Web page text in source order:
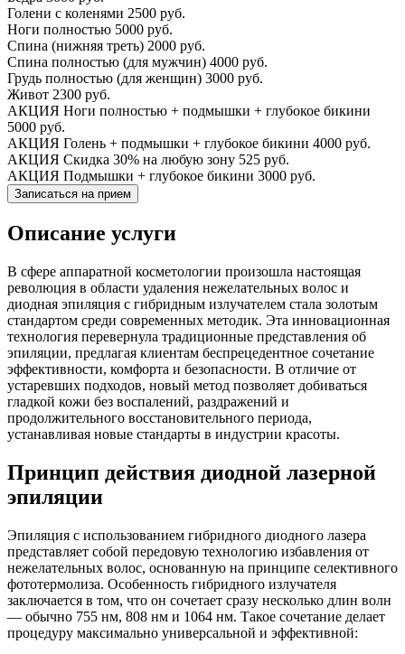
Голени с коленями 2500 руб.
Ноги полностью 5000 руб.
Спина (нижняя треть) 2000 руб.
Спина полностью (для мужчин) 4000 руб.
Грудь полностью (для женщин) 3000 руб.
Живот 2300 руб.
АКЦИЯ Ноги полностью + подмышки + глубокое бикини
5000 руб.
АКЦИЯ Голень + подмышки + глубокое бикини 4000 руб.
АКЦИЯ Скидка 30% на любую зону 525 руб.
АКЦИЯ Подмышки + глубокое бикини 3000 руб.
Записаться на прием
Описание услуги
В сфере аппаратной косметологии произошла настоящая
революция в области удаления нежелательных волос и
диодная эпиляция с гибридным излучателем стала золотым
стандартом среди современных методик. Эта инновационная
технология перевернула традиционные представления об
эпиляции, предлагая клиентам беспрецедентное сочетание
эффективности, комфорта и безопасности. В отличие от
устаревших подходов, новый метод позволяет добиваться
гладкой кожи без воспалений, раздражений и
продолжительного восстановительного периода,
устанавливая новые стандарты в индустрии красоты.
Принцип действия диодной лазерной
эпиляции
Эпиляция с использованием гибридного диодного лазера
представляет собой передовую технологию избавления от
нежелательных волос, основанную на принципе селективного
фототермолиза. Особенность гибридного излучателя
заключается в том, что он сочетает сразу несколько длин волн
— обычно 755 нм, 808 нм и 1064 нм. Такое сочетание делает
процедуру максимально универсальной и эффективной: